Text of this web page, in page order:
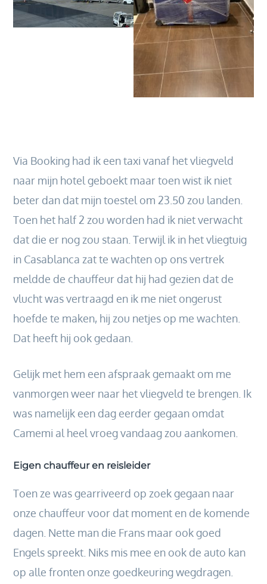
Via Booking had ik een taxi vanaf het vliegveld
naar mijn hotel geboekt maar toen wist ik niet
beter dan dat mijn toestel om 23.50 zou landen.
Toen het half 2 zou worden had ik niet verwacht
dat die er nog zou staan. Terwijl ik in het vliegtuig
in Casablanca zat te wachten op ons vertrek
meldde de chauffeur dat hij had gezien dat de
vlucht was vertraagd en ik me niet ongerust
hoefde te maken, hij zou netjes op me wachten.
Dat heeft hij ook gedaan.
Gelijk met hem een afspraak gemaakt om me
vanmorgen weer naar het vliegveld te brengen. Ik
was namelijk een dag eerder gegaan omdat
Camemi al heel vroeg vandaag zou aankomen.
Eigen chauffeur en reisleider
Toen ze was gearriveerd op zoek gegaan naar
onze chauffeur voor dat moment en de komende
dagen. Nette man die Frans maar ook goed
Engels spreekt. Niks mis mee en ook de auto kan
op alle fronten onze goedkeuring wegdragen.